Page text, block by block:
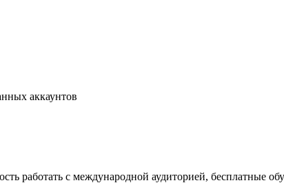
аккаунтов
работать с международной аудиторией, бесплатные